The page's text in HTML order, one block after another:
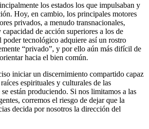
los estados los que impulsaban y
Hoy, en cambio, los principales motores
privados, a menudo transnacionales,
capacidad de acción superiores a los de
poder tecnológico adquiere así un rostro
“privado”, y por ello aún más difícil de
hacia el bien común.
iniciar un discernimiento compartido capaz
espirituales y culturales de las
están produciendo. Si nos limitamos a las
corremos el riesgo de dejar que la
decida por nosotros la dirección del